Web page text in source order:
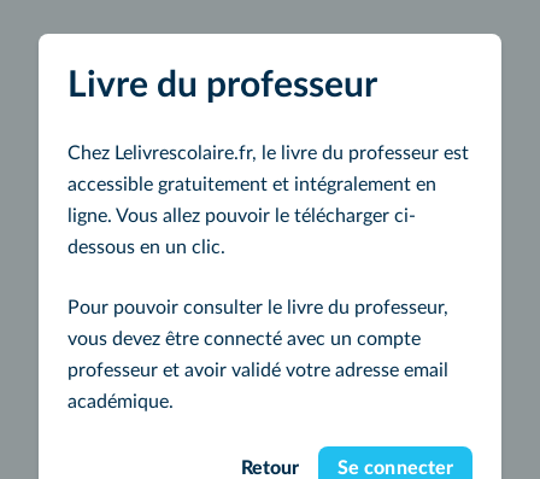
Livre du professeur
Chez Lelivrescolaire.fr, le livre du professeur est
accessible gratuitement et intégralement en
ligne. Vous allez pouvoir le télécharger ci-
dessous en un clic.
Pour pouvoir consulter le livre du professeur,
vous devez être connecté avec un compte
professeur et avoir validé votre adresse email
académique.
Retour Se connecter